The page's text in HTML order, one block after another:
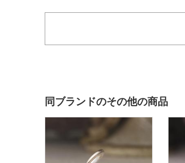
同ブランドのその他の商品